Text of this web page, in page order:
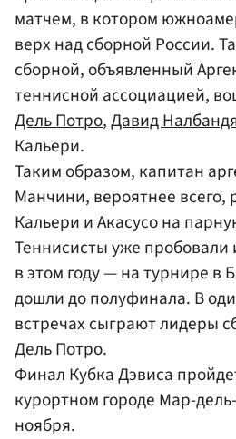
матчем, в котором
верх над сборной России.
сборной, объявленный
теннисной ассоциацией,
Дель Потро,Давид
Кальери.
Таким образом, капитан
Манчини, вероятнее всего,
Кальери и Акасусо на
Теннисисты уже пробовали
в этом году — на турнире в
дошли до полуфинала. В
встречах сыграют лидеры
Дель Потро.
Финал Кубка Дэвиса
курортном городе Мар-
ноября.